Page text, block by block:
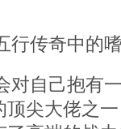
行传奇中的
对自己抱有
尖大佬之